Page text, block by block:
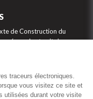
de Construction du
les territoires sur
la région Auvergne Rhône
des maisons de retraite,
locaux professionnels, des
traceurs électroniques.
vous visitez ce site et
utilisées durant votre visite